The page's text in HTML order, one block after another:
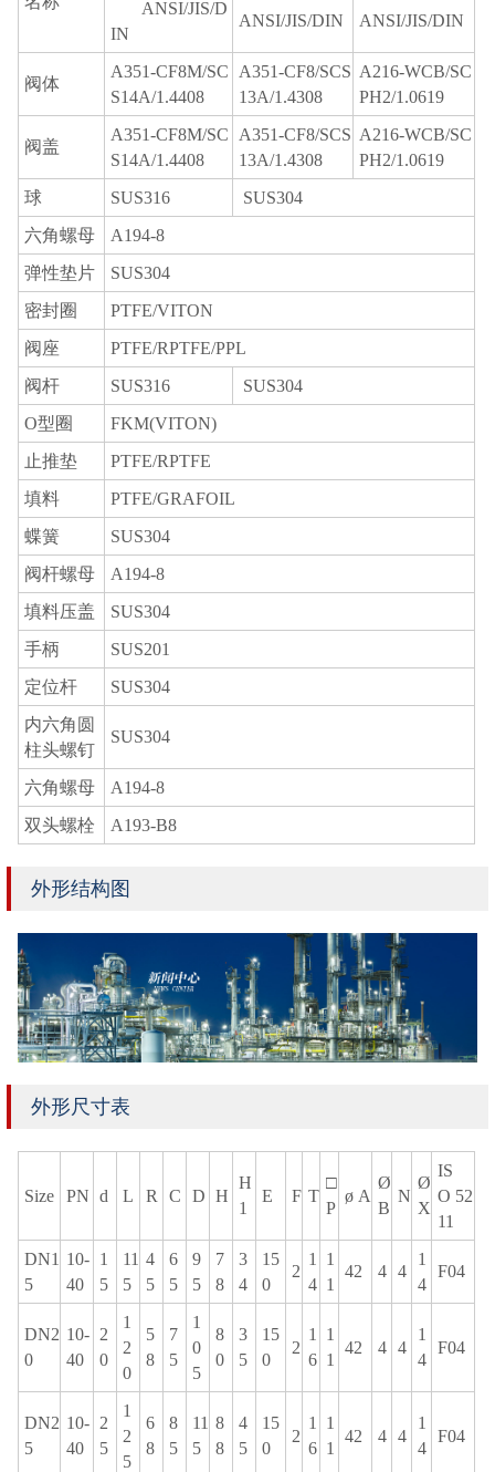
ANSI/JIS/D
IN
ANSI/JIS/DIN ANSI/JIS/DIN
阀体
A351-CF8M/SC
S14A/1.4408
A351-CF8/SCS
13A/1.4308
A216-WCB/SC
PH2/1.0619
阀盖
A351-CF8M/SC
S14A/1.4408
A351-CF8/SCS
13A/1.4308
A216-WCB/SC
PH2/1.0619
球
SUS316
SUS304
六角螺母
A194-8
弹性垫片
SUS304
密封圈
PTFE/VITON
阀座
PTFE/RPTFE/PPL
阀杆
SUS316
SUS304
O型圈
FKM(VITON)
止推垫
PTFE/RPTFE
填料
PTFE/GRAFOIL
蝶簧
SUS304
阀杆螺母
A194-8
填料压盖
SUS304
手柄
SUS201
定位杆
SUS304
内六角圆
柱头螺钉
SUS304
六角螺母
A194-8
双头螺栓
A193-B8
外形结构图
外形尺寸表
Size PN d L R C D H
H
1
E F T
□
P
ø A
Ø
B
N
Ø
X
IS
O 52
11
DN1
5
10-
40
1
5
11
5
4
5
6
5
9
5
7
8
3
4
15
0
2
1
4
1
1
42 4 4
1
4
F04
DN2
0
10-
40
2
0
1
2
0
5
8
7
5
1
0
5
8
0
3
5
15
0
2
1
6
1
1
42 4 4
1
4
F04
DN2
5
10-
40
2
5
1
2
5
6
8
8
5
11
5
8
8
4
5
15
0
2
1
6
1
1
42 4 4
1
4
F04